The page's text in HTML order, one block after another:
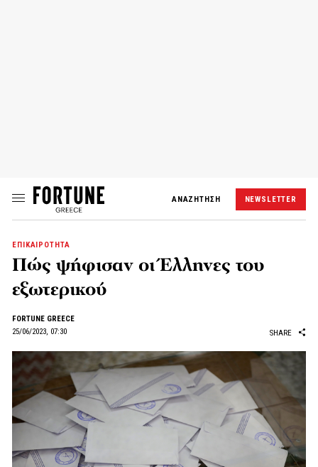
ΑΝΑΖΗΤΗΣΗ NEWSLETTER
ΕΠΙΚΑΙΡΟΤΗΤΑ
Πώς ψήφισαν οι Έλληνες του
εξωτερικού
FORTUNE GREECE
25/06/2023, 07:30
SHARE